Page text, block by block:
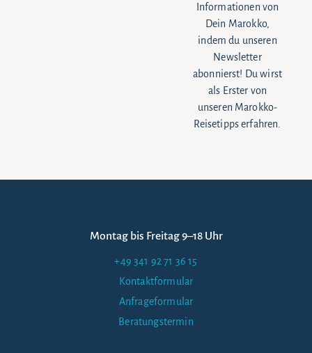
Informationen von
Dein Marokko,
indem du unseren
Newsletter
abonnierst! Du wirst
als Erster von
unseren Marokko-
Reisetipps erfahren.
Montag bis Freitag 9–18 Uhr
+49 341 92 71 36 15
Kontaktformular
Anfrageformular
Beratungstermin